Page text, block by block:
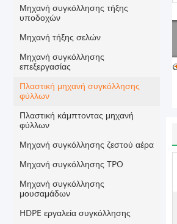
Μηχανή συγκόλλησης τήξης
υποδοχών
Μηχανή τήξης σελών
Μηχανή συγκόλλησης
επεξεργασίας
Πλαστική μηχανή συγκόλλησης
φύλλων
Πλαστική κάμπτοντας μηχανή
φύλλων
Μηχανή συγκόλλησης ζεστού αέρα
Μηχανή συγκόλλησης TPO
Μηχανή συγκόλλησης
μουσαμάδων
HDPE εργαλεία συγκόλλησης